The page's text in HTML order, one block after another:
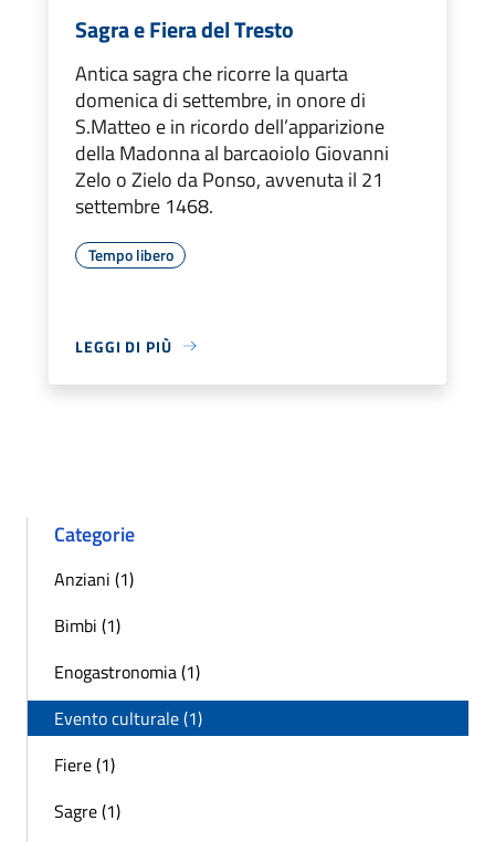
Sagra e Fiera del Tresto
Antica sagra che ricorre la quarta
domenica di settembre, in onore di
S.Matteo e in ricordo dell’apparizione
della Madonna al barcaoiolo Giovanni
Zelo o Zielo da Ponso, avvenuta il 21
settembre 1468.
Tempo libero
LEGGI DI PIÙ
Categorie
Anziani (1)
Bimbi (1)
Enogastronomia (1)
Evento culturale (1)
Fiere (1)
Sagre (1)